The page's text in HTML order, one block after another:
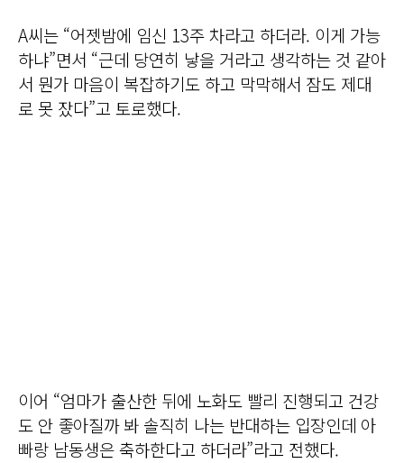
A씨는 “어젯밤에 임신 13주 차라고 하더라. 이게 가능
하냐”면서 “근데 당연히 낳을 거라고 생각하는 것 같아
서 뭔가 마음이 복잡하기도 하고 막막해서 잠도 제대
로 못 잤다”고 토로했다.
이어 “엄마가 출산한 뒤에 노화도 빨리 진행되고 건강
도 안 좋아질까 봐 솔직히 나는 반대하는 입장인데 아
빠랑 남동생은 축하한다고 하더라”라고 전했다.